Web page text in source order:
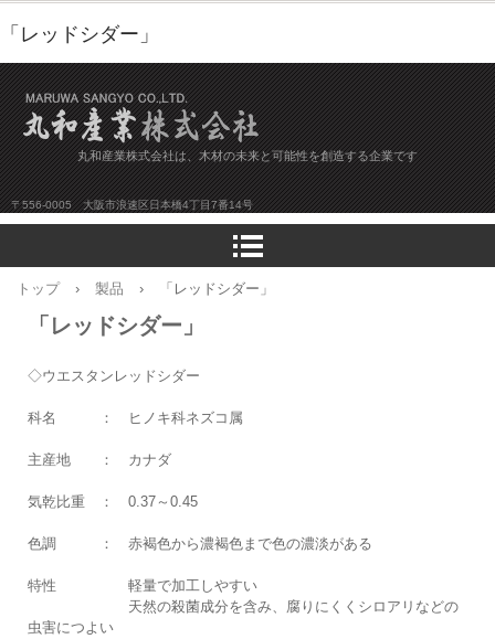
「レッドシダー」
丸和産業株式会社は、木材の未来と可能性を創造する企業です
〒556-0005 大阪市浪速区日本橋4丁目7番14号
トップ › 製品 › 「レッドシダー」
「レッドシダー」
◇ウエスタンレッドシダー
科名 ： ヒノキ科ネズコ属
主産地 ： カナダ
気乾比重 ： 0.37～0.45
色調 ： 赤褐色から濃褐色まで色の濃淡がある
特性 軽量で加工しやすい
天然の殺菌成分を含み、腐りにくくシロアリなどの
虫害につよい